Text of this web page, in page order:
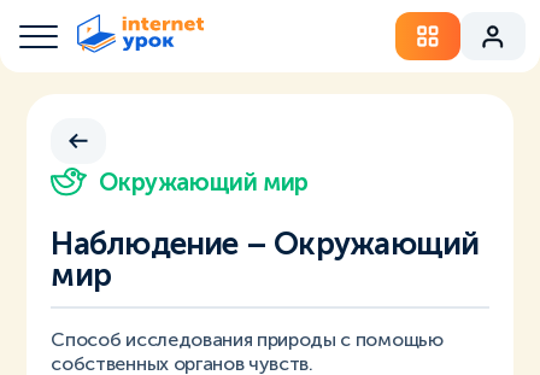
Окружающий мир
Наблюдение – Окружающий
мир
Способ исследования природы с помощью
собственных органов чувств.